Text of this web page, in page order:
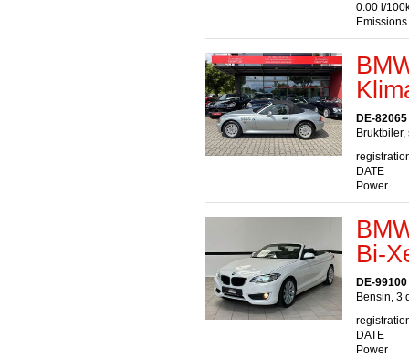
0.00 l/
DE-
DATE
Power
Bi-
DE-
Bensin, 3
DATE
Power